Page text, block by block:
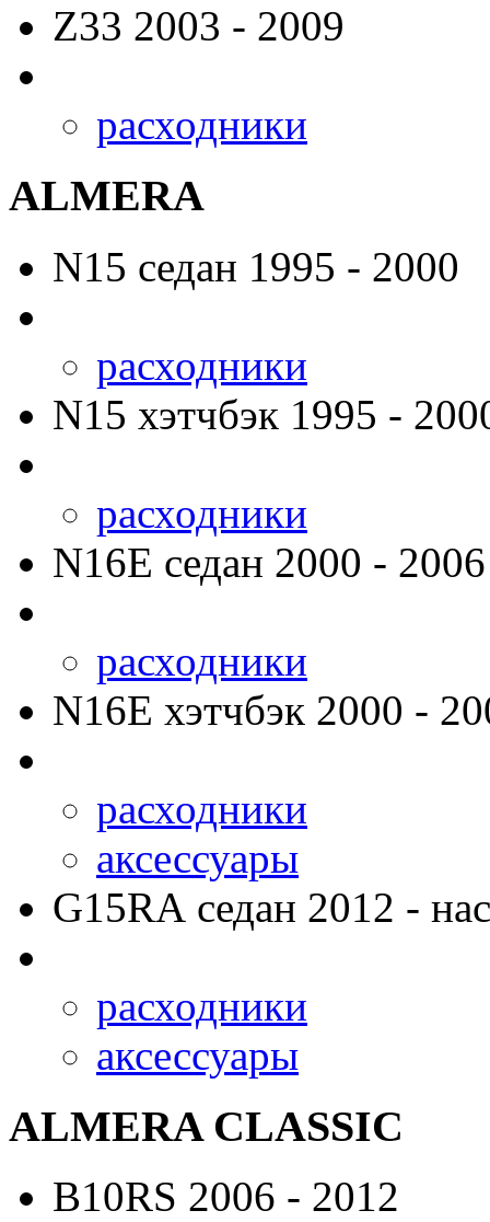
Z33 2003 - 2009
расходники
ALMERA
N15 седан 1995 - 2000
расходники
N15 хэтчбэк 1995 -
расходники
N16E седан 2000 - 2006
расходники
N16E хэтчбэк 2000 -
расходники
аксессуары
G15RA седан 2012 -
расходники
аксессуары
ALMERA CLASSIC
B10RS 2006 - 2012